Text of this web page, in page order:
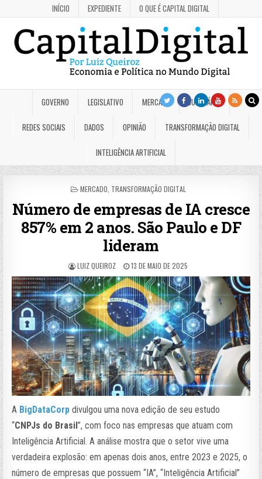
INÍCIO EXPEDIENTE O QUE É CAPITAL DIGITAL
GOVERNO LEGISLATIVO MERCADO JUDICIÁRIO
REDES SOCIAIS DADOS OPINIÃO TRANSFORMAÇÃO DIGITAL
INTELIGÊNCIA ARTIFICIAL
POSTED
MERCADO TRANSFORMAÇÃO DIGITAL
Número de empresas de IA cresce
857% em 2 anos. São Paulo e DF
lideram
LUIZ QUEIROZ 13 DE MAIO DE 2025
A BigDataCorp divulgou uma nova edição de seu estudo
“CNPJs do Brasil”, com foco nas empresas que atuam com
Inteligência Artificial. A análise mostra que o setor vive uma
verdadeira explosão: em apenas dois anos, entre 2023 e 2025, o
número de empresas que possuem “IA”, “Inteligência Artificial”